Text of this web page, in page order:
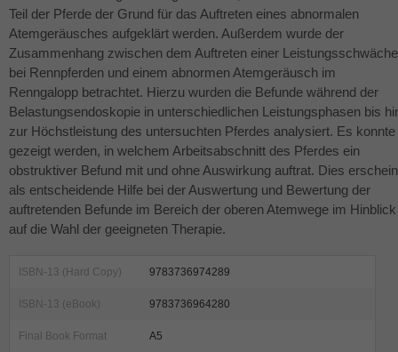
Teil der Pferde der Grund für das Auftreten eines abnormalen
Atemgeräusches aufgeklärt werden. Außerdem wurde der
Zusammenhang zwischen dem Auftreten einer Leistungsschwäche
bei Rennpferden und einem abnormen Atemgeräusch im
Renngalopp betrachtet. Hierzu wurden die Befunde während der
Belastungsendoskopie in unterschiedlichen Leistungsphasen bis
zur Höchstleistung des untersuchten Pferdes analysiert. Es konnte
gezeigt werden, in welchem Arbeitsabschnitt des Pferdes ein
obstruktiver Befund mit und ohne Auswirkung auftrat. Dies
als entscheidende Hilfe bei der Auswertung und Bewertung der
auftretenden Befunde im Bereich der oberen Atemwege im Hinblick
auf die Wahl der geeigneten Therapie.
ISBN-13 (Hard Copy) 9783736974289
ISBN-13 (eBook) 9783736964280
Final Book Format A5